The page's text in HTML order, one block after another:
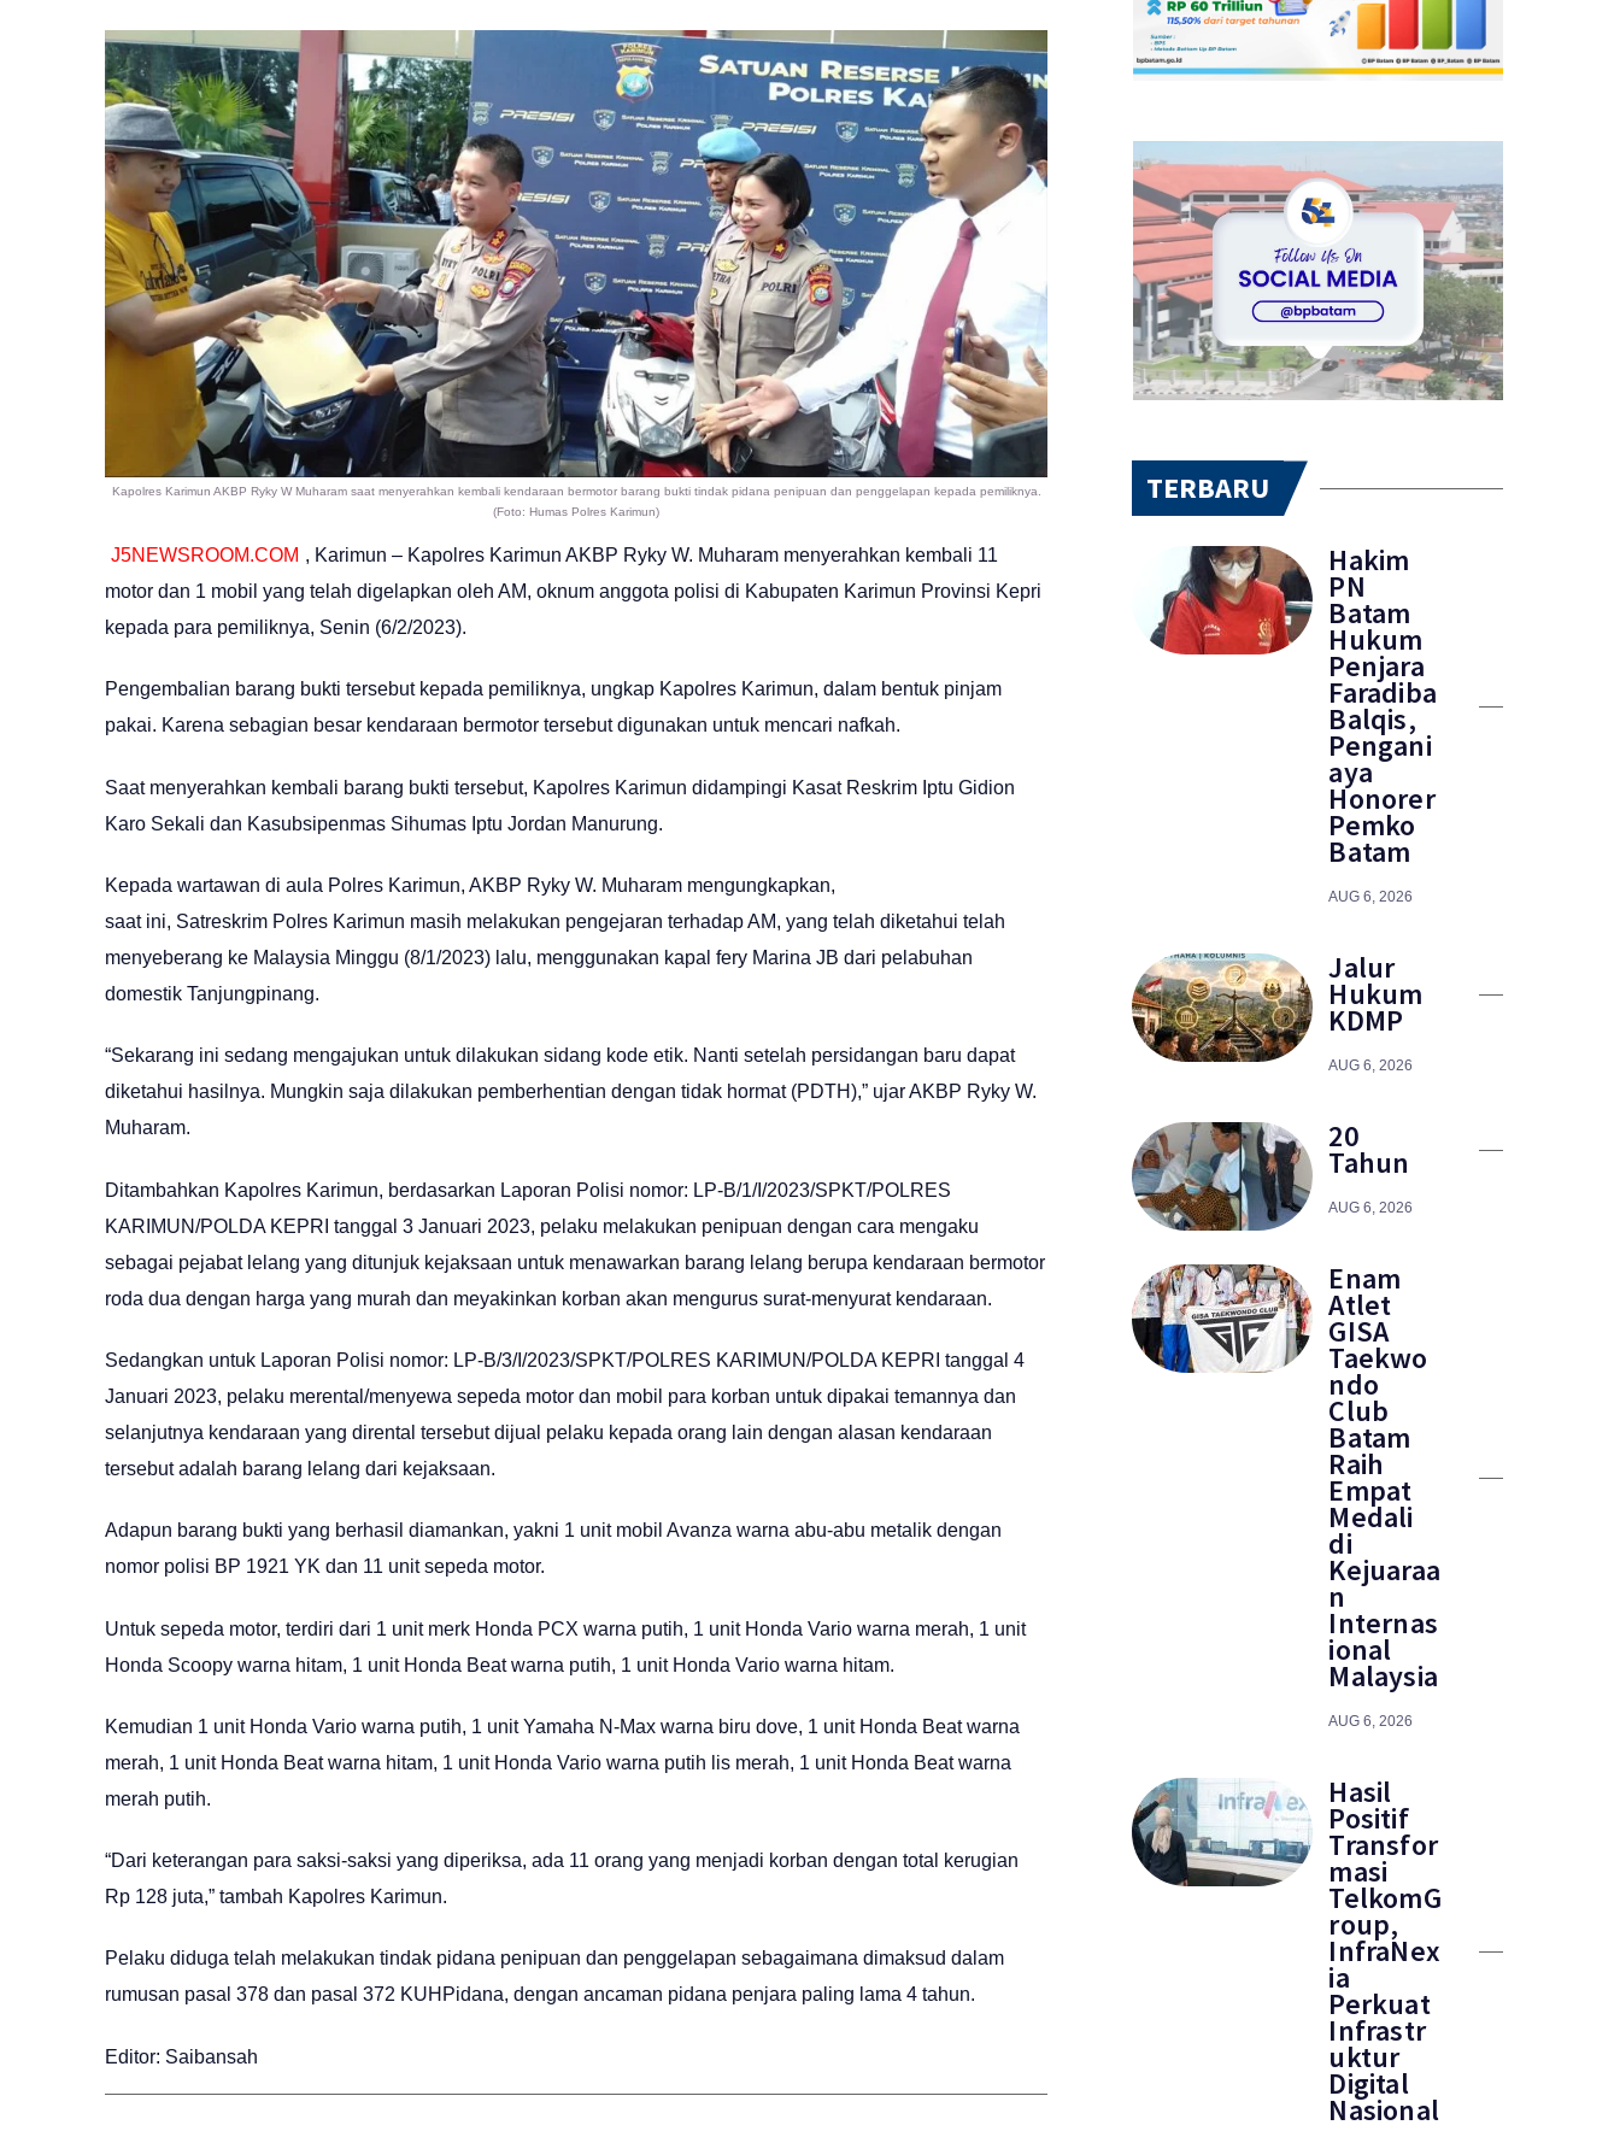
Kapolres Karimun AKBP Ryky W Muharam saat menyerahkan kembali kendaraan bermotor barang bukti tindak pidana penipuan dan penggelapan kepada pemiliknya.
(Foto: Humas Polres Karimun)
J5NEWSROOM.COM , Karimun – Kapolres Karimun AKBP Ryky W. Muharam menyerahkan kembali 11
motor dan 1 mobil yang telah digelapkan oleh AM, oknum anggota polisi di Kabupaten Karimun Provinsi Kepri
kepada para pemiliknya, Senin (6/2/2023).
Pengembalian barang bukti tersebut kepada pemiliknya, ungkap Kapolres Karimun, dalam bentuk pinjam
pakai. Karena sebagian besar kendaraan bermotor tersebut digunakan untuk mencari nafkah.
Saat menyerahkan kembali barang bukti tersebut, Kapolres Karimun didampingi Kasat Reskrim Iptu Gidion
Karo Sekali dan Kasubsipenmas Sihumas Iptu Jordan Manurung.
Kepada wartawan di aula Polres Karimun, AKBP Ryky W. Muharam mengungkapkan,
saat ini, Satreskrim Polres Karimun masih melakukan pengejaran terhadap AM, yang telah diketahui telah
menyeberang ke Malaysia Minggu (8/1/2023) lalu, menggunakan kapal fery Marina JB dari pelabuhan
domestik Tanjungpinang.
“Sekarang ini sedang mengajukan untuk dilakukan sidang kode etik. Nanti setelah persidangan baru dapat
diketahui hasilnya. Mungkin saja dilakukan pemberhentian dengan tidak hormat (PDTH),” ujar AKBP Ryky W.
Muharam.
Ditambahkan Kapolres Karimun, berdasarkan Laporan Polisi nomor: LP-B/1/I/2023/SPKT/POLRES
KARIMUN/POLDA KEPRI tanggal 3 Januari 2023, pelaku melakukan penipuan dengan cara mengaku
sebagai pejabat lelang yang ditunjuk kejaksaan untuk menawarkan barang lelang berupa kendaraan bermotor
roda dua dengan harga yang murah dan meyakinkan korban akan mengurus surat-menyurat kendaraan.
Sedangkan untuk Laporan Polisi nomor: LP-B/3/I/2023/SPKT/POLRES KARIMUN/POLDA KEPRI tanggal 4
Januari 2023, pelaku merental/menyewa sepeda motor dan mobil para korban untuk dipakai temannya dan
selanjutnya kendaraan yang dirental tersebut dijual pelaku kepada orang lain dengan alasan kendaraan
tersebut adalah barang lelang dari kejaksaan.
Adapun barang bukti yang berhasil diamankan, yakni 1 unit mobil Avanza warna abu-abu metalik dengan
nomor polisi BP 1921 YK dan 11 unit sepeda motor.
Untuk sepeda motor, terdiri dari 1 unit merk Honda PCX warna putih, 1 unit Honda Vario warna merah, 1 unit
Honda Scoopy warna hitam, 1 unit Honda Beat warna putih, 1 unit Honda Vario warna hitam.
Kemudian 1 unit Honda Vario warna putih, 1 unit Yamaha N-Max warna biru dove, 1 unit Honda Beat warna
merah, 1 unit Honda Beat warna hitam, 1 unit Honda Vario warna putih lis merah, 1 unit Honda Beat warna
merah putih.
“Dari keterangan para saksi-saksi yang diperiksa, ada 11 orang yang menjadi korban dengan total kerugian
Rp 128 juta,” tambah Kapolres Karimun.
Pelaku diduga telah melakukan tindak pidana penipuan dan penggelapan sebagaimana dimaksud dalam
rumusan pasal 378 dan pasal 372 KUHPidana, dengan ancaman pidana penjara paling lama 4 tahun.
Editor: Saibansah
TERBARU
Hakim
PN
Batam
Hukum
Penjara
Faradiba
Balqis,
Pengani
aya
Honorer
Pemko
Batam
AUG 6, 2026
Jalur
Hukum
KDMP
AUG 6, 2026
20
Tahun
AUG 6, 2026
Enam
Atlet
GISA
Taekwo
ndo
Club
Batam
Raih
Empat
Medali
di
Kejuaraa
n
Internas
ional
Malaysia
AUG 6, 2026
Hasil
Positif
Transfor
masi
TelkomG
roup,
InfraNex
ia
Perkuat
Infrastr
uktur
Digital
Nasional